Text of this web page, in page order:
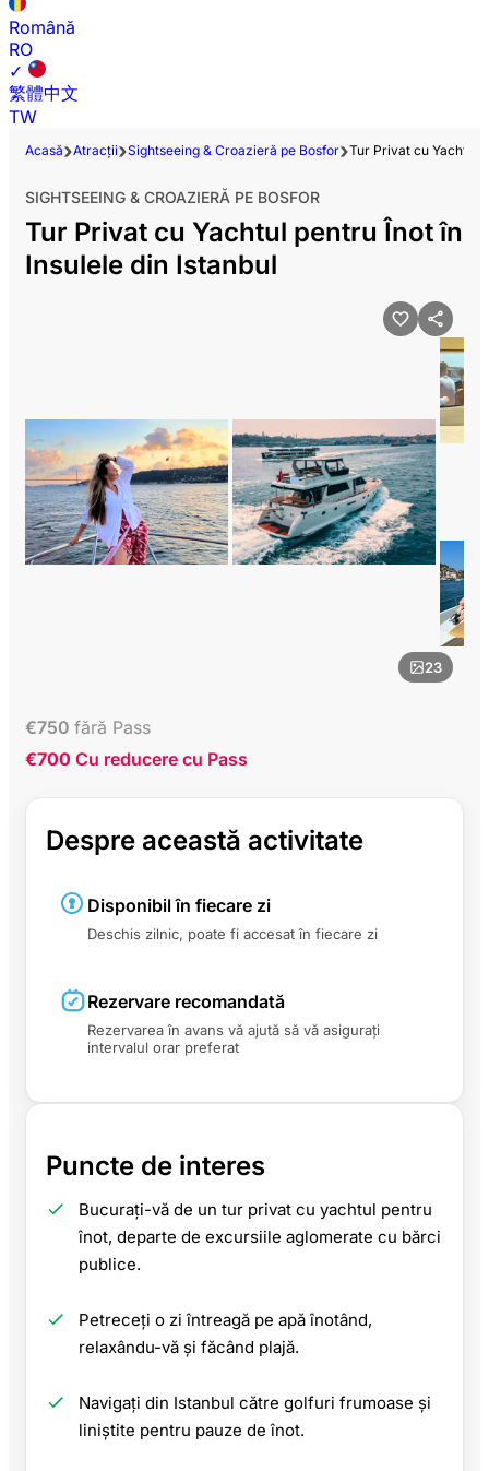
Română
RO
✓
繁體中文
TW
Acasă Atracții Sightseeing & Croazieră pe Bosfor Tur Privat cu Yachtul
23
SIGHTSEEING & CROAZIERĂ PE BOSFOR
Tur Privat cu Yachtul pentru Înot în
Insulele din Istanbul
€750 fără Pass
€700 Cu reducere cu Pass
Despre această activitate
Disponibil în fiecare zi
Deschis zilnic, poate fi accesat în fiecare zi
Rezervare recomandată
Rezervarea în avans vă ajută să vă asigurați
intervalul orar preferat
Puncte de interes
Bucurați-vă de un tur privat cu yachtul pentru
înot, departe de excursiile aglomerate cu bărci
publice.
Petreceți o zi întreagă pe apă înotând,
relaxându-vă și făcând plajă.
Navigați din Istanbul către golfuri frumoase și
liniștite pentru pauze de înot.